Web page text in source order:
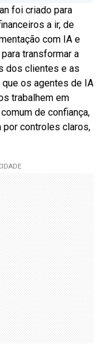
foi criado para
a ir, de
com IA e
transformar a
dos clientes e as
os agentes de IA
trabalhem em
de confiança,
por controles claros,